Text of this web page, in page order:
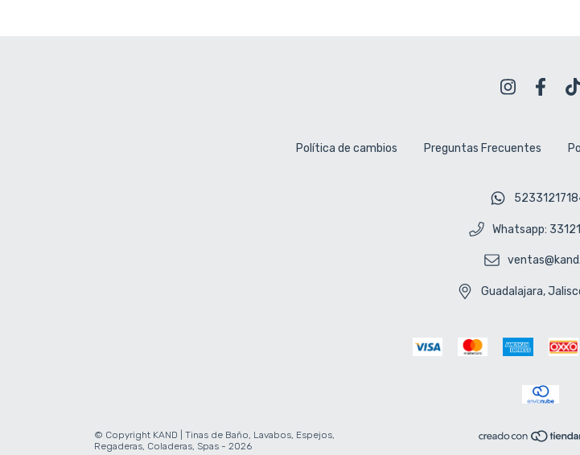
Política de cambios Preguntas Frecuentes
Whatsapp:
Guadalajara,
© Copyright KAND | Tinas de Baño, Lavabos, Espejos,
Regaderas, Coladeras, Spas - 2026